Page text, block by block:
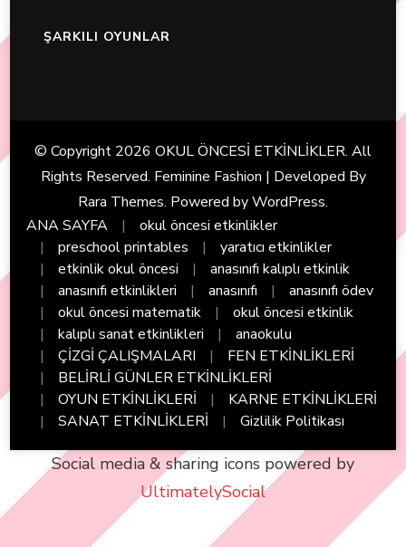
ŞARKILI OYUNLAR
© Copyright 2026 OKUL ÖNCESİ ETKİNLİKLER. All
Rights Reserved. Feminine Fashion | Developed By
Rara Themes. Powered byWordPress.
ANA SAYFA
okul öncesi etkinlikler
preschool printables
yaratıcı etkinlikler
etkinlik okul öncesi
anasınıfı kalıplı etkinlik
anasınıfı etkinlikleri
anasınıfı
anasınıfı ödev
okul öncesi matematik
okul öncesi etkinlik
kalıplı sanat etkinlikleri
anaokulu
ÇİZGİ ÇALIŞMALARI
FEN ETKİNLİKLERİ
BELİRLİ GÜNLER ETKİNLİKLERİ
OYUN ETKİNLİKLERİ
KARNE ETKİNLİKLERİ
SANAT ETKİNLİKLERİ
Gizlilik Politikası
Social media & sharing icons powered by
UltimatelySocial